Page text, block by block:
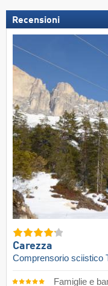
Recensioni
Carezza
Comprensorio sciistico
Famiglie e